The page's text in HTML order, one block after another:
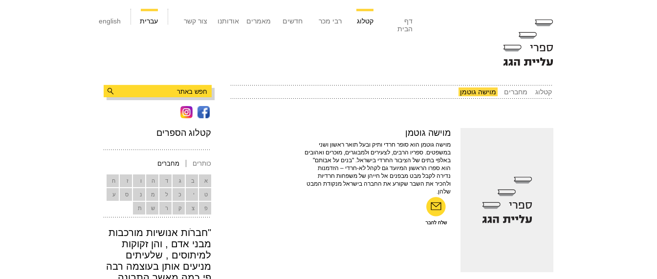
english עברית צור קשר אודותנו מאמרים חדשים רבי מכר קטלוג
דף
הבית
קטלוג הספרים
כותרים מחברים
א ב ג ד ה ו ז ח
ט י כ ל מ נ ס ע
פ צ ק ר ש ת
"חברֹות אנושיות מורכבות
מבני אדם , והן זקוקות
למיתוסים , שלעיתים
מניעים אותן בעוצמה רבה
קטלוג מחברים מוישה גוטמן
מוישה גוטמן
מוישה גוטמן הוא סופר חרדי ותיק ובעל תואר ראשון ושני
במשפטים. ספריו הרבים, לצעירים ולמבוגרים, מוּכּרים ואהובים
באלפי בתים של הציבור החרדי בישראל. "בנים על אבוֹתם"
הוא ספרו הראשון המיועד גם לקהל לא-חרדי – הזדמנות
נדירה לקבל מבט מבפנים אל חייהן של משפחות חרדיות
ולהכיר את השבר שקורע את החברה בישראל מנקודת המבט
שלהן.